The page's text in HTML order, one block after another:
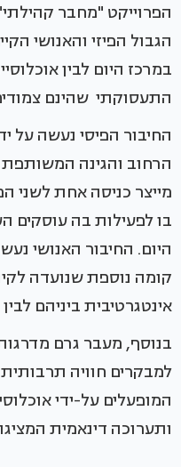
הפרוייקט "מחבר
הגבול הפיזי והאנושי
במרכז היום לבין
התעסוקתי שהינם
החיבור הפיסי נעשה על
הרחוב והגינה
מייצר כניסה אחת לשני
בו לפעילות בה עוסקים
היום. החיבור האנושי
קומה נוספת שנועדה
אינטגרטיבית ביניהם
בנוסף, מעבר גרם
למבקרים חוויה
המופעלים על-ידי
ותערוכה דינאמית